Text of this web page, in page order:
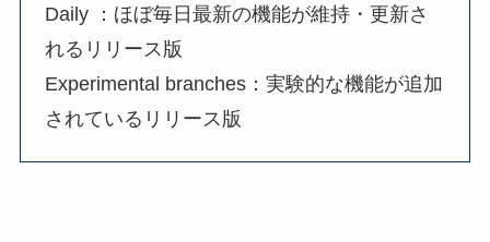
Daily ：ほぼ毎日最新の機能が維持・更新さ
れるリリース版
Experimental branches：実験的な機能が追加
されているリリース版